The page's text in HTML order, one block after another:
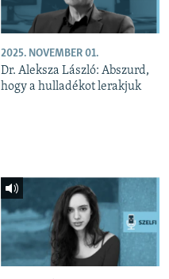
2025. NOVEMBER 01.
Dr. Aleksza László: Abszurd,
hogy a hulladékot lerakjuk